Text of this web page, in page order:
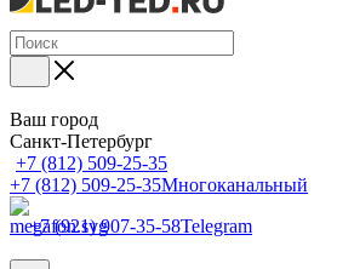
Ваш город
Санкт-Петербург
+7 (812) 509-25-35
+7 (812) 509-25-35Многоканальный
+7 (921) 907-35-58Telegram